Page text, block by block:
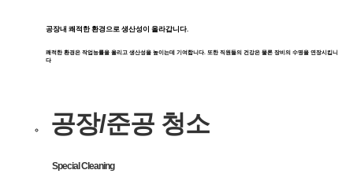
공장내 쾌적한 환경으로 생산성이 올라갑니다.
쾌적한 환경은 작업능률을 올리고 생산성을 높이는데 기여합니다. 또한 직원들의 건강은 물론 장비의 수명을 연장시킵니
다
공장/준공 청소
Special Cleaning